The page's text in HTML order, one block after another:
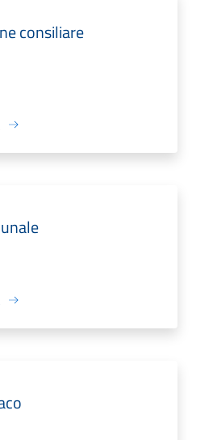
consiliare